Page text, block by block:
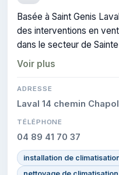
Basée à Saint Genis
des interventions en
dans le secteur de
cette certification
Voir plus
ADRESSE
Laval 14 chemin
TÉLÉPHONE
04 89 41 70 37
installation de